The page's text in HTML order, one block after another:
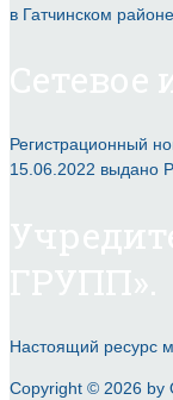
в Гатчинском районе
Регистрационный
15.06.2022 выдано
Настоящий ресурс
Copyright © 2026 by